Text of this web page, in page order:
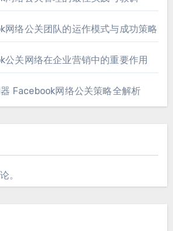
网络公关团队的运作模式与成功策略
公关网络在企业营销中的重要作用
Facebook网络公关策略全解析
。